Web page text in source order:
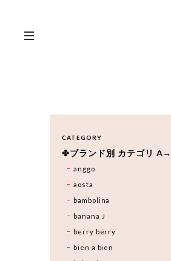
CATEGORY
✤ブランド別 カテゴリ
anggo
aosta
bambolina
banana J
berry berry
bien a bien